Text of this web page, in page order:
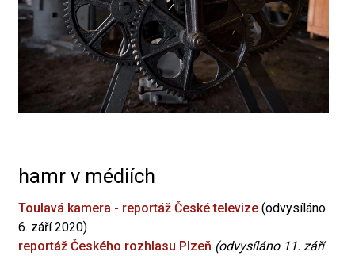
hamr v médiích
Toulavá kamera - reportáž České televize (odvysíláno
6. září 2020)
reportáž Českého rozhlasu Plzeň (odvysíláno 11. září